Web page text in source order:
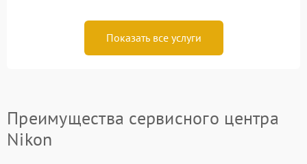
Показать все услуги
Преимущества сервисного центра
Nikon